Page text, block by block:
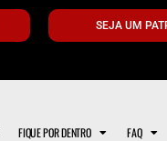
SEJA UM
FIQUE POR DENTRO FAQ